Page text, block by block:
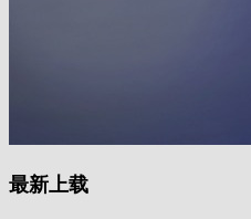
最新上载